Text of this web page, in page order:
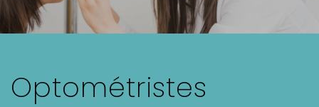
Optométristes